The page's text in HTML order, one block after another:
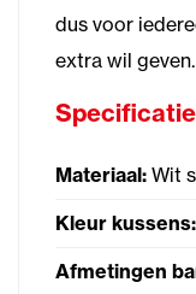
dus voor
extra wil geven.
Materiaal: Wit
Kleur kussens:
Afmetingen